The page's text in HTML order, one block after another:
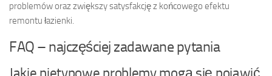
problemów oraz zwiększy satysfakcję z końcowego efektu
remontu łazienki.
FAQ – najczęściej zadawane pytania